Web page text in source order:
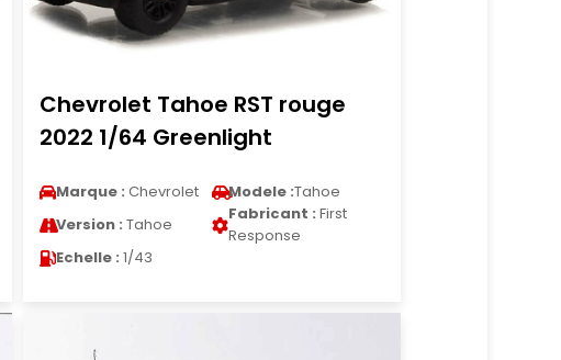
Chevrolet Tahoe RST rouge
2022 1/64 Greenlight
Marque : Chevrolet Modele :Tahoe
Version : Tahoe
Fabricant : First
Response
Echelle : 1/43